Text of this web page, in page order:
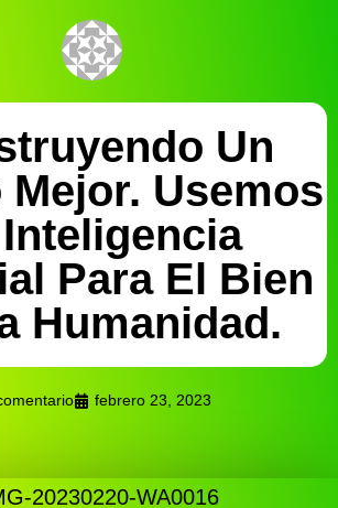
Un
Mejor. Usemos
Para El Bien
Humanidad.
febrero 23, 2023